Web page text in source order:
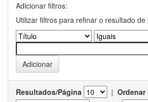
Adicionar filtros:
Utilizar filtros para refinar o resultado de
Resultados/Página |